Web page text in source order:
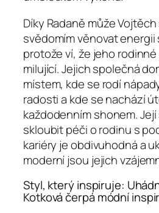
Díky Radaně může
svědomím věnovat energii
protože ví, že jeho
milující. Jejich společná
místem, kde se rodí
radosti a kde se nachází
každodenním shonem.
skloubit péči o rodinu s
kariéry je obdivuhodná a
moderní jsou jejich
Styl, který inspiruje:
Kotková čerpá módní